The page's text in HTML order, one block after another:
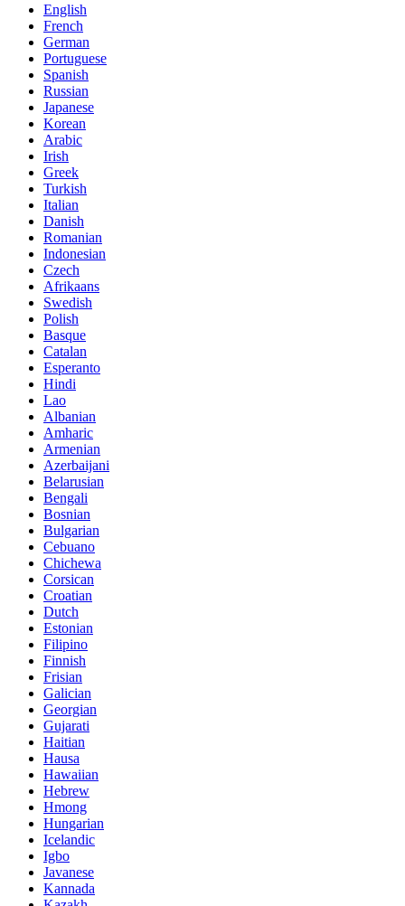
English
French
German
Portuguese
Spanish
Russian
Japanese
Korean
Arabic
Irish
Greek
Turkish
Italian
Danish
Romanian
Indonesian
Czech
Afrikaans
Swedish
Polish
Basque
Catalan
Esperanto
Hindi
Lao
Albanian
Amharic
Armenian
Azerbaijani
Belarusian
Bengali
Bosnian
Bulgarian
Cebuano
Chichewa
Corsican
Croatian
Dutch
Estonian
Filipino
Finnish
Frisian
Galician
Georgian
Gujarati
Haitian
Hausa
Hawaiian
Hebrew
Hmong
Hungarian
Icelandic
Igbo
Javanese
Kannada